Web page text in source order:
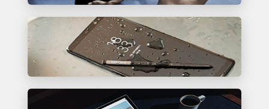
بسته تعمیر سامسونگ